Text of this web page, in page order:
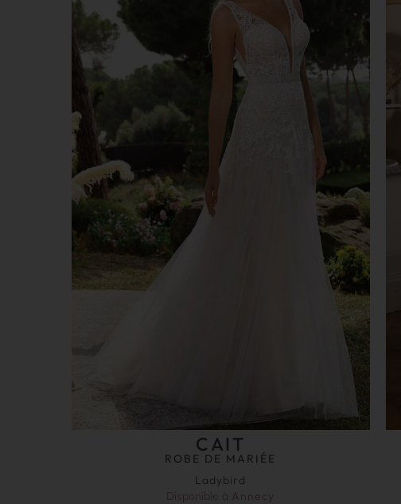
CAIT
ROBE DE MARIÉE
Ladybird
Disponible à Annecy